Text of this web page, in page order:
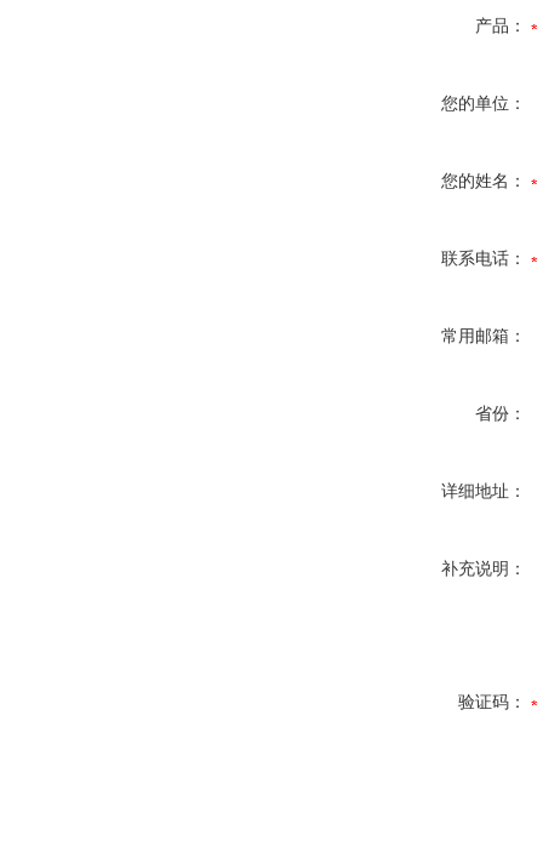
产品：
您的单位：
您的姓名：
联系电话：
常用邮箱：
省份：
详细地址：
补充说明：
验证码：